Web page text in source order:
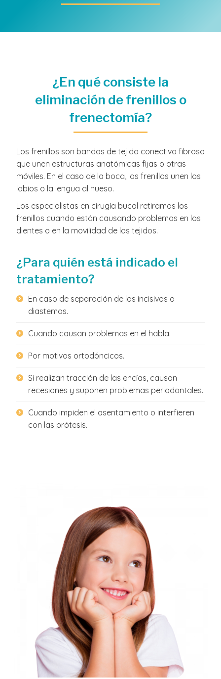
¿En qué consiste la
eliminación de frenillos o
frenectomía?
Los frenillos son bandas de tejido conectivo fibroso
que unen estructuras anatómicas fijas o otras
móviles. En el caso de la boca, los frenillos unen los
labios o la lengua al hueso.
Los especialistas en cirugía bucal retiramos los
frenillos cuando están causando problemas en los
dientes o en la movilidad de los tejidos.
¿Para quién está indicado el
tratamiento?
En caso de separación de los incisivos o
diastemas.
Cuando causan problemas en el habla.
Por motivos ortodóncicos.
Si realizan tracción de las encías, causan
recesiones y suponen problemas periodontales.
Cuando impiden el asentamiento o interfieren
con las prótesis.